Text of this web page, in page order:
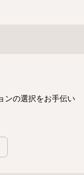
ンの選択をお手伝い